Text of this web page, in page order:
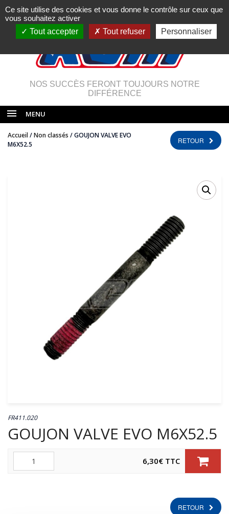
NOS SUCCÈS FERONT TOUJOURS NOTRE
DIFFÉRENCE
MENU
Accueil/Non classés / GOUJON VALVE EVO
M6X52.5
RETOUR
FR411.020
GOUJON VALVE EVO M6X52.5
Quantité 6,30€ TTC
RETOUR
Ce site utilise des cookies et vous donne le contrôle sur ceux que
vous souhaitez activer
Tout accepter
Tout refuser Personnaliser